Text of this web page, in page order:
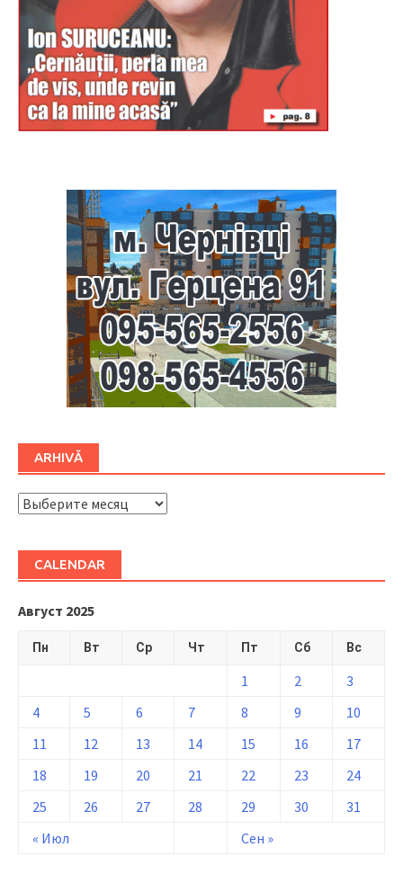
ARHIVĂ
ARHIVĂ
CALENDAR
Август 2025
Пн Вт Ср Чт Пт Сб Вс
« Июл Сен »
1 2
3
4
5 6 7 8 9
10
11
12 13 14 15 16
17
18
19 20 21 22 23
24
25
26 27 28 29 30 31